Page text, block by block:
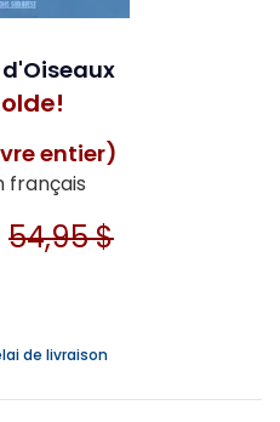
entier)
français
54,95 $
de livraison